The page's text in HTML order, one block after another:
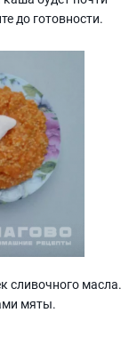
до готовности.
сливочного масла.
мяты.